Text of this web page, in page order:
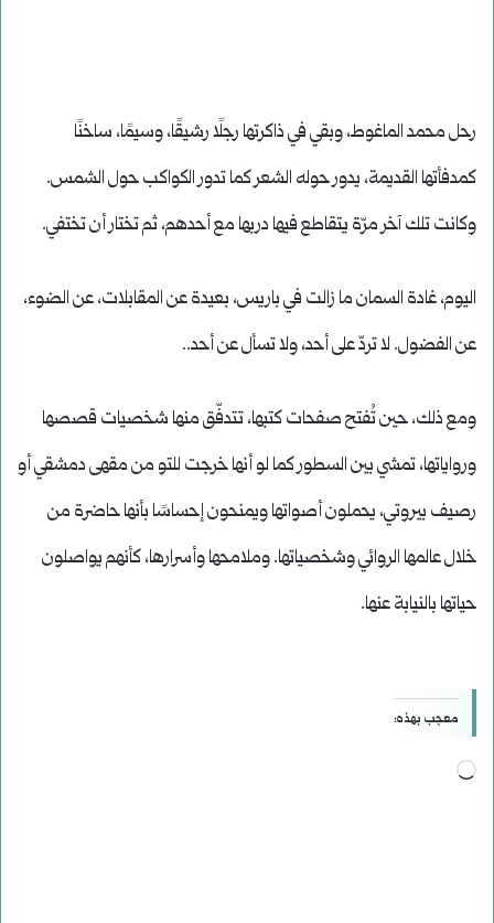
رحل محمد الماغوط، وبقي في ذاكرتها رجلًا رشيقًا، وسيمًا، ساخنًا
كمدفأتها القديمة، يدور حوله الشعر كما تدور الكواكب حول الشمس.
وكانت تلك آخر مرّة يتقاطع فيها دربها مع أحدهم، ثم تختار أن تختفي.
اليوم، غادة السمان ما زالت في باريس، بعيدة عن المقابلات، عن الضوء،
عن الفضول. لا تردّ على أحد، ولا تسأل عن أحد..
ومع ذلك، حين تُفتح صفحات كتبها، تتدفّق منها شخصيات قصصها
ورواياتها، تمشي بين السطور كما لو أنها خرجت للتو من مقهى دمشقي أو
رصيف بيروتي، يحملون أصواتها ويمنحون إحساسًا بأنها حاضرة من
خلال عالمها الروائي وشخصياتها. وملامحها وأسرارها، كأنهم يواصلون
حياتها بالنيابة عنها.
معجب بهذه:
جاري